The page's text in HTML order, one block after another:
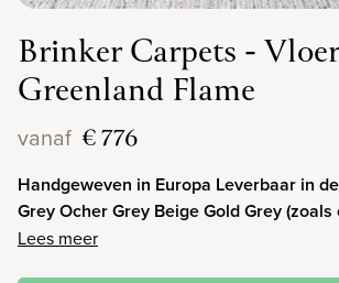
Brinker Carpets -
Greenland Flame
vanaf € 776
Handgeweven in Europa Leverbaar in
Grey Ocher Grey Beige Gold Grey (zoals
Lees meer